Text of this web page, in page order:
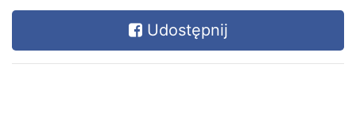
Udostępnij